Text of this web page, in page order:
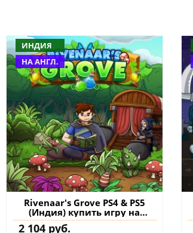
ИНДИЯ
НА АНГЛ.
Rivenaar's Grove PS4 & PS5
(Индия) купить игру на
аккаунт
2 104 руб.